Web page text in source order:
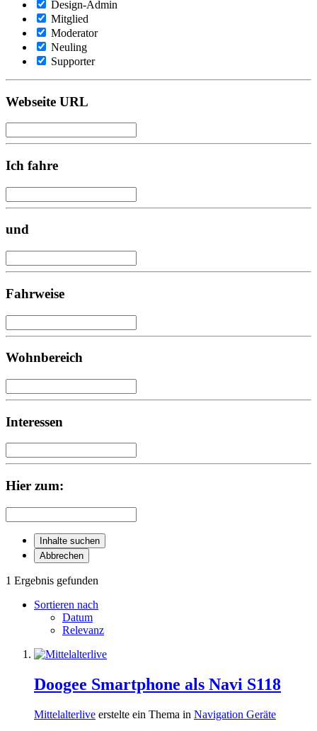
Design-Admin
Mitglied
Moderator
Neuling
Supporter
Webseite URL
Ich fahre
und
Fahrweise
Wohnbereich
Interessen
Hier zum:
Inhalte suchen
Abbrechen
1 Ergebnis gefunden
Sortieren nach
Datum
Relevanz
Doogee Smartphone als Navi S118
Mittelalterlive erstelte ein Thema in Navigation Geräte